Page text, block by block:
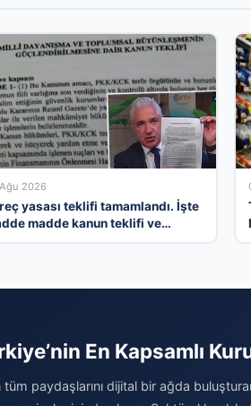
2026
yasası teklifi tamamlandı. İşte
madde kanun teklifi ve
En Kapsamlı
tüm paydaşlarını dijital bir ağda